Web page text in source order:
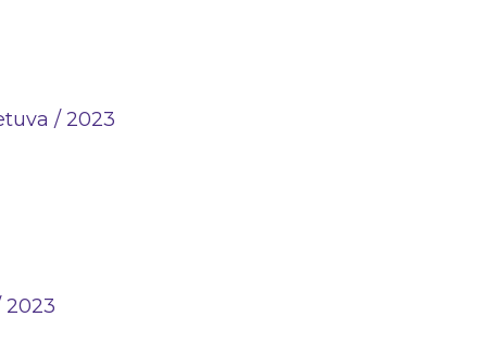
/ 2023
2023